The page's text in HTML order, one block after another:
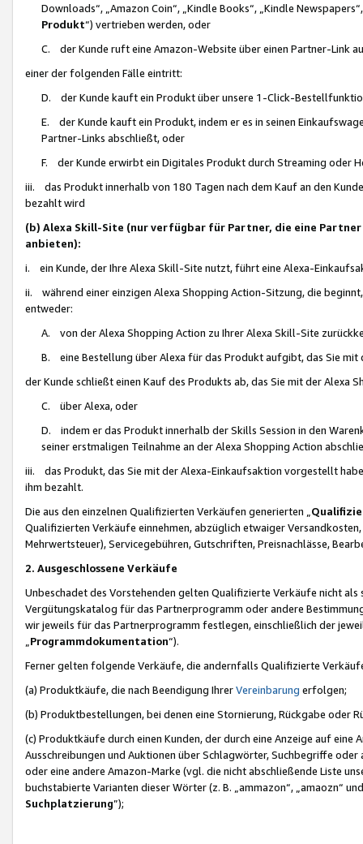
Downloads“, „Amazon Coin“, „Kindle Books“, „Kindle
Produkt“) vertrieben werden, oder
C. der Kunde ruft eine Amazon-Website über einen Partner-Link
einer der folgenden Fälle eintritt:
D. der Kunde kauft ein Produkt über unsere 1-Click-
E. der Kunde kauft ein Produkt, indem er es in seinen
Partner-Links abschließt, oder
F. der Kunde erwirbt ein Digitales Produkt durch Streaming oder
iii. das Produkt innerhalb von 180 Tagen nach dem Kauf an den
bezahlt wird
(b) Alexa Skill-Site (nur verfügbar für Partner, die eine
anbieten):
i. ein Kunde, der Ihre Alexa Skill-Site nutzt, führt eine Alexa-
ii. während einer einzigen Alexa Shopping Action-Sitzung, die
entweder:
A. von der Alexa Shopping Action zu Ihrer Alexa Skill-Site
B. eine Bestellung über Alexa für das Produkt aufgibt, das Sie mit
der Kunde schließt einen Kauf des Produkts ab, das Sie mit der Alexa
C. über Alexa, oder
D. indem er das Produkt innerhalb der Skills Session in den
seiner erstmaligen Teilnahme an der Alexa Shopping Action
iii. das Produkt, das Sie mit der Alexa-Einkaufsaktion vorgestellt
ihm bezahlt.
Die aus den einzelnen Qualifizierten Verkäufen generierten „
Qualifizierten Verkäufe einnehmen, abzüglich etwaiger
Mehrwertsteuer), Servicegebühren, Gutschriften, Preisnachlässe,
2. Ausgeschlossene Verkäufe
Unbeschadet des Vorstehenden gelten Qualifizierte Verkäufe nicht
Vergütungskatalog für das Partnerprogramm oder andere
wir jeweils für das Partnerprogramm festlegen, einschließlich der
Programmdokumentation“).
Ferner gelten folgende Verkäufe, die andernfalls Qualifizierte
(a) Produktkäufe, die nach Beendigung IhrerVereinbarung erfolgen;
(b) Produktbestellungen, bei denen eine Stornierung, Rückgabe oder
(c) Produktkäufe durch einen Kunden, der durch eine Anzeige auf
Ausschreibungen und Auktionen über Schlagwörter, Suchbegriffe
oder eine andere Amazon-Marke (vgl. die nicht abschließende Liste
buchstabierte Varianten dieser Wörter (z. B. „ammazon“, „amaozn“
Suchplatzierung”);